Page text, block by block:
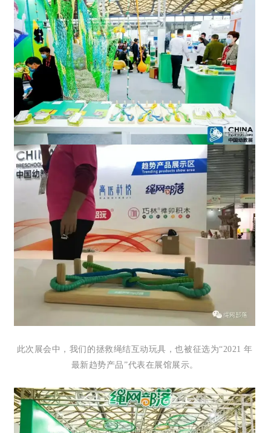
此次展会中，我们的拯救绳结互动玩具，也被征选为“2021 年
最新趋势产品”代表在展馆展示。